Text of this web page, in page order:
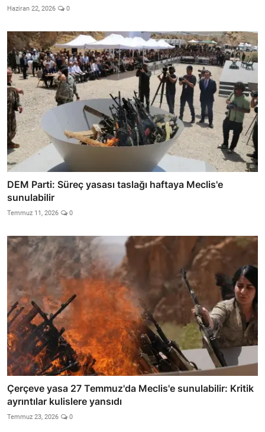
Haziran 22, 2026 0
DEM Parti: Süreç yasası taslağı haftaya Meclis'e
sunulabilir
Temmuz 11, 2026 0
Çerçeve yasa 27 Temmuz'da Meclis'e sunulabilir: Kritik
ayrıntılar kulislere yansıdı
Temmuz 23, 2026 0